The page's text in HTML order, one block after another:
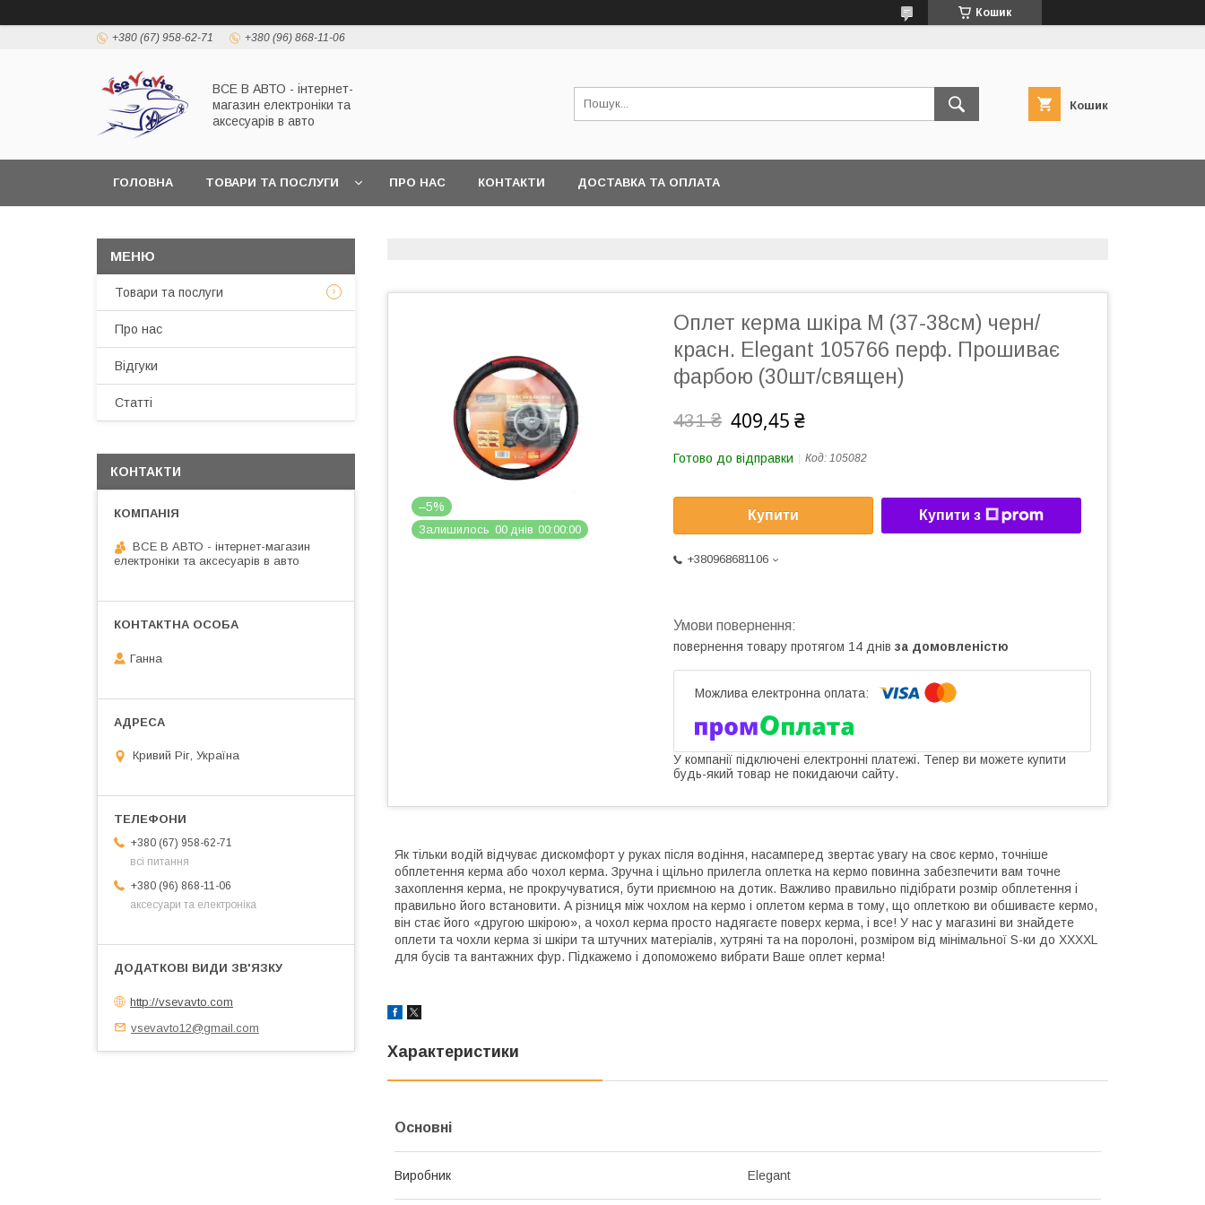
Кошик
+380 (67) 958-62-71 +380 (96) 868-11-06
ВСЕ В АВТО - інтернет-
магазин електроніки та
аксесуарів в авто
Кошик
ГОЛОВНА ТОВАРИ ТА ПОСЛУГИ ПРО НАС КОНТАКТИ ДОСТАВКА ТА ОПЛАТА
–5%
Залишилось 00 днів 00 00 00
Оплет керма шкіра М (37-38см) черн/
красн. Elegant 105766 перф. Прошиває
фарбою (30шт/священ)
431 ₴ 409,45 ₴
Готово до відправки Код: 105082
Купити Купити з
+380968681106
повернення товару протягом 14 днів за домовленістю
У компанії підключені електронні платежі. Тепер ви можете купити
будь-який товар не покидаючи сайту.
Як тільки водій відчуває дискомфорт у руках після водіння, насамперед звертає увагу на своє кермо, точніше
обплетення керма або чохол керма. Зручна і щільно прилегла оплетка на кермо повинна забезпечити вам точне
захоплення керма, не прокручуватися, бути приємною на дотик. Важливо правильно підібрати розмір обплетення і
правильно його встановити. А різниця між чохлом на кермо і оплетом керма в тому, що оплеткою ви обшиваєте кермо,
він стає його «другою шкірою», а чохол керма просто надягаєте поверх керма, і все! У нас у магазині ви знайдете
оплети та чохли керма зі шкіри та штучних матеріалів, хутряні та на поролоні, розміром від мінімальної S-ки до XXXXL
для бусів та вантажних фур. Підкажемо і допоможемо вибрати Ваше оплет керма!
Характеристики
Основні
Виробник Elegant
Товари та послуги
Про нас
Відгуки
Статті
КОНТАКТИ
ВСЕ В АВТО - інтернет-магазин
електроніки та аксесуарів в авто
Ганна
Кривий Ріг, Україна
+380 (67) 958-62-71
всі питання
+380 (96) 868-11-06
аксесуари та електроніка
http://vsevavto.com
vsevavto12@gmail.com